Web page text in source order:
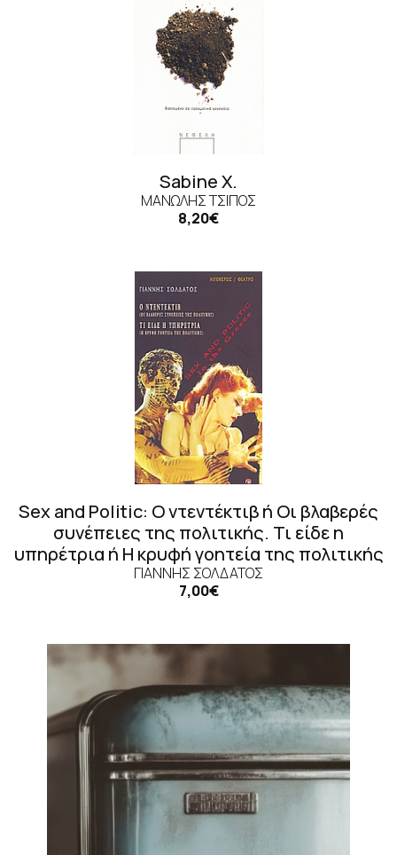
Sabine X.
ΜΑΝΏΛΗΣ ΤΣΊΠΟΣ
8,20€
Sex and Politic: Ο ντεντέκτιβ ή Οι βλαβερές
συνέπειες της πολιτικής. Τι είδε η
υπηρέτρια ή Η κρυφή γοητεία της πολιτικής
ΓΙΆΝΝΗΣ ΣΟΛΔΆΤΟΣ
7,00€